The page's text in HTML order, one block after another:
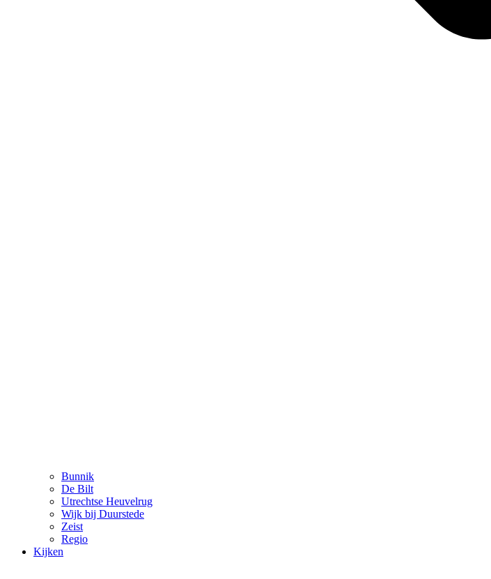
Bunnik
De Bilt
Utrechtse Heuvelrug
Wijk bij Duurstede
Zeist
Regio
Kijken